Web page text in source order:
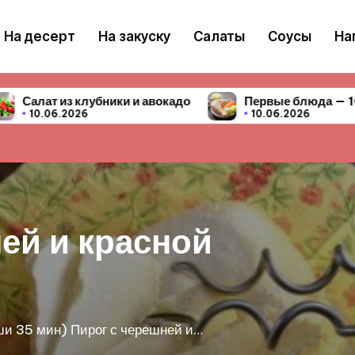
На десерт На закуску Салаты Соусы
Первые блюда — 10 простых и вкусных
с черешней
или безе - очень популярный рецепт!